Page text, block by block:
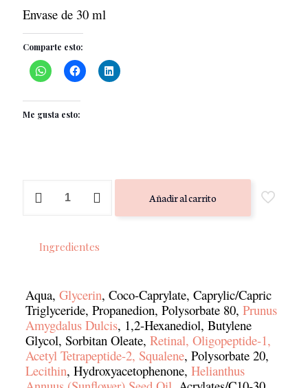
Envase de 30 ml
Comparte esto:
Me gusta esto:
Peptide
PRIMADERM
cantidad
Añadir al carrito
Ingredientes
Aqua, Glycerin, Coco-Caprylate, Caprylic/Capric
Triglyceride, Propanedion, Polysorbate 80, Prunus
Amygdalus Dulcis, 1,2-Hexanediol, Butylene
Glycol, Sorbitan Oleate, Retinal, Oligopeptide-1,
Acetyl Tetrapeptide-2, Squalene, Polysorbate 20,
Lecithin, Hydroxyacetophenone, Helianthus